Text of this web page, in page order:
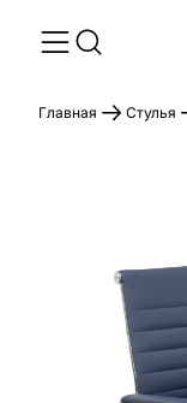
Главная Стулья